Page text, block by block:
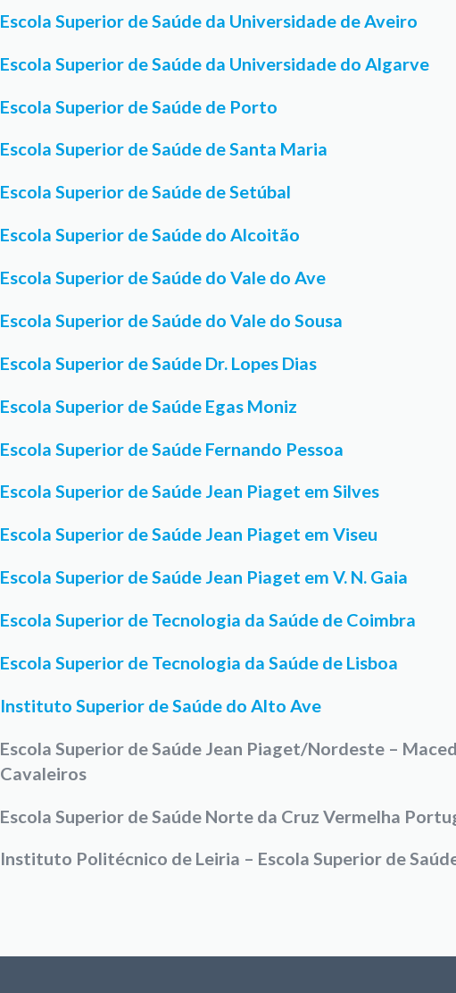
Escola Superior de Saúde da Universidade de Aveiro
Escola Superior de Saúde da Universidade do Algarve
Escola Superior de Saúde de Porto
Escola Superior de Saúde de Santa Maria
Escola Superior de Saúde de Setúbal
Escola Superior de Saúde do Alcoitão
Escola Superior de Saúde do Vale do Ave
Escola Superior de Saúde do Vale do Sousa
Escola Superior de Saúde Dr. Lopes Dias
Escola Superior de Saúde Egas Moniz
Escola Superior de Saúde Fernando Pessoa
Escola Superior de Saúde Jean Piaget em Silves
Escola Superior de Saúde Jean Piaget em Viseu
Escola Superior de Saúde Jean Piaget em V. N. Gaia
Escola Superior de Tecnologia da Saúde de Coimbra
Escola Superior de Tecnologia da Saúde de Lisboa
Instituto Superior de Saúde do Alto Ave
Escola Superior de Saúde Jean Piaget/Nordeste –
Cavaleiros
Escola Superior de Saúde Norte da Cruz Vermelha
Instituto Politécnico de Leiria – Escola Superior de